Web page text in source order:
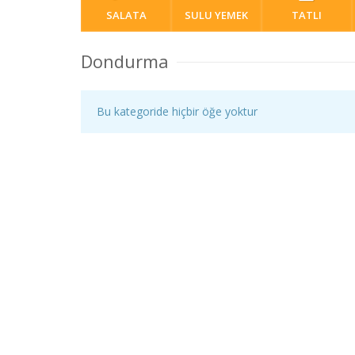
SALATA SULU YEMEK TATLI
Dondurma
Bu kategoride hiçbir öğe yoktur